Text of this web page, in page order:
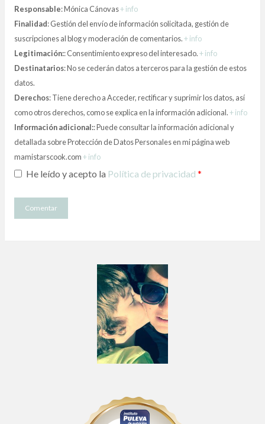
Responsable: Mónica Cánovas+ info
Finalidad: Gestión del envío de información solicitada, gestión de
suscripciones al blog y moderación de comentarios.+ info
Legitimación:: Consentimiento expreso del interesado.+ info
Destinatarios: No se cederán datos a terceros para la gestión de estos
datos.
Derechos: Tiene derecho a Acceder, rectificar y suprimir los datos, así
como otros derechos, como se explica en la información adicional.+ info
Información adicional:: Puede consultar la información adicional y
detallada sobre Protección de Datos Personales en mi página web
mamistarscook.com+ info
He leído y acepto la Política de privacidad *